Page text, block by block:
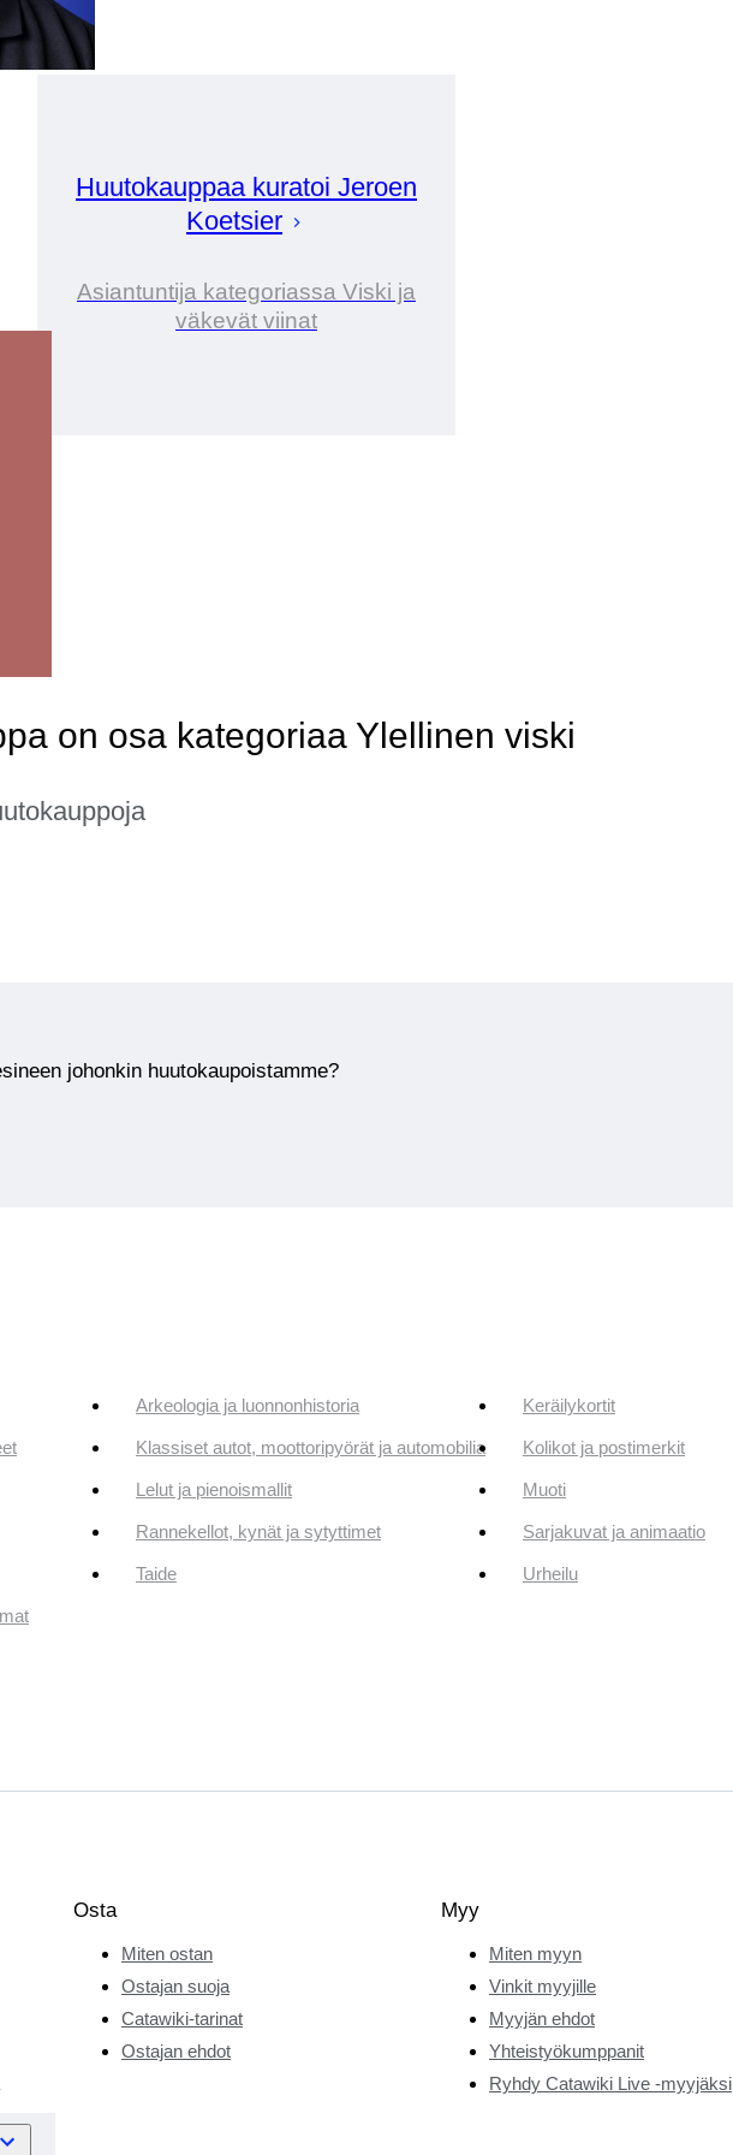
Huutokauppaa kuratoi Jeroen
Koetsier
Asiantuntija kategoriassa Viski ja
väkevät viinat
on osa kategoriaa Ylellinen viski
johonkin huutokaupoistamme?
Arkeologia ja luonnonhistoria Keräilykortit
Klassiset autot, moottoripyörät ja automobilia Kolikot ja postimerkit
Lelut ja pienoismallit Muoti
Rannekellot, kynät ja sytyttimet Sarjakuvat ja animaatio
Taide Urheilu
Osta
Miten ostan
Ostajan suoja
Catawiki-tarinat
Ostajan ehdot
Myy
Miten myyn
Vinkit myyjille
Myyjän ehdot
Yhteistyökumppanit
Ryhdy Catawiki Live -myyjäksi